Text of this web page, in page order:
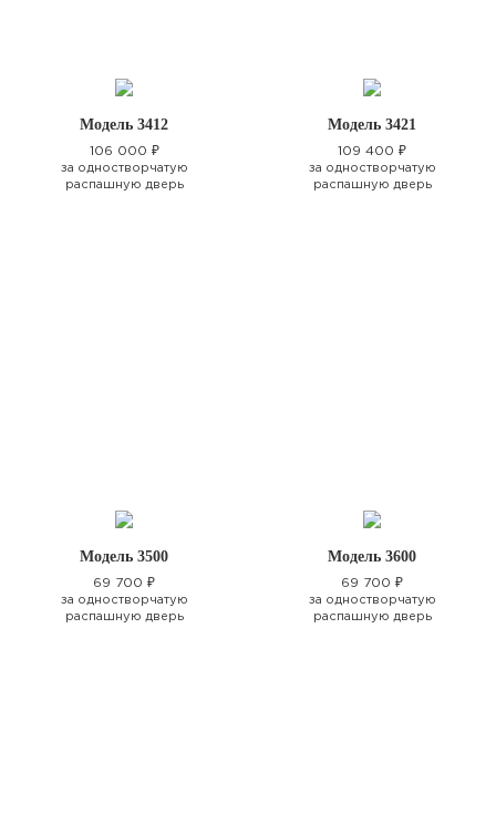
Модель 3412
106 000 ₽
за одностворчатую
распашную дверь
Модель 3421
109 400 ₽
за одностворчатую
распашную дверь
Модель 3500
69 700 ₽
за одностворчатую
распашную дверь
Модель 3600
69 700 ₽
за одностворчатую
распашную дверь